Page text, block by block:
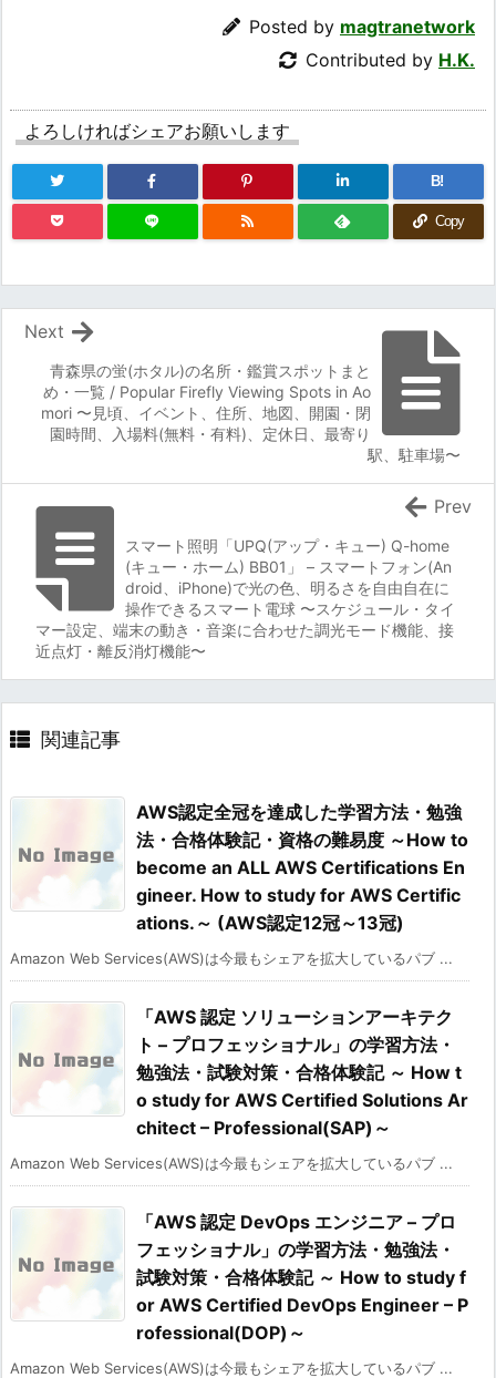
Posted by magtranetwork
Contributed by H.K.
よろしければシェアお願いします
B!
Copy
青森県の蛍(ホタル)の名所・鑑賞スポットまと
め・一覧 / Popular Firefly Viewing Spots in Ao
mori 〜見頃、イベント、住所、地図、開園・閉
園時間、入場料(無料・有料)、定休日、最寄り
駅、駐車場〜
Next
スマート照明「UPQ(アップ・キュー) Q-home
(キュー・ホーム) BB01」 – スマートフォン(An
droid、iPhone)で光の色、明るさを自由自在に
操作できるスマート電球 〜スケジュール・タイ
マー設定、端末の動き・音楽に合わせた調光モード機能、接
近点灯・離反消灯機能〜
Prev
関連記事
AWS認定全冠を達成した学習方法・勉強
法・合格体験記・資格の難易度 ～How to
become an ALL AWS Certifications En
gineer. How to study for AWS Certific
ations.～ (AWS認定12冠～13冠)
Amazon Web Services(AWS)は今最もシェアを拡大しているパブ ...
「AWS 認定 ソリューションアーキテク
ト – プロフェッショナル」の学習方法・
勉強法・試験対策・合格体験記 ～ How t
o study for AWS Certified Solutions Ar
chitect – Professional(SAP)～
Amazon Web Services(AWS)は今最もシェアを拡大しているパブ ...
「AWS 認定 DevOps エンジニア – プロ
フェッショナル」の学習方法・勉強法・
試験対策・合格体験記 ～ How to study f
or AWS Certified DevOps Engineer – P
rofessional(DOP)～
Amazon Web Services(AWS)は今最もシェアを拡大しているパブ ...